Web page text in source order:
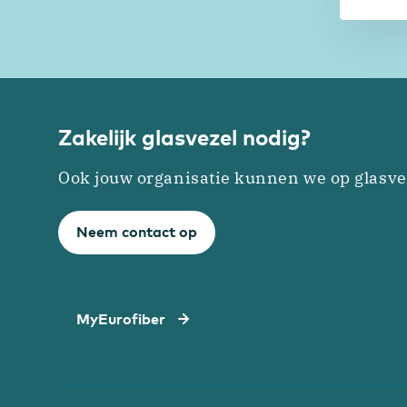
Zakelijk glasvezel nodig?
Ook jouw organisatie kunnen we op
Neem contact op
MyEurofiber